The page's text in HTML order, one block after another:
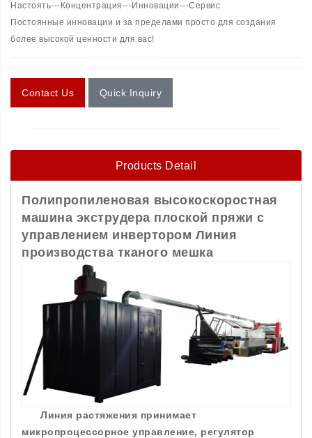
Настоять---Концентрация---Инновации---Сервис
Постоянные инновации и за пределами просто для создания
более высокой ценности для вас!
Contact Us Quick Inquiry
Products Detail
Полипропиленовая высокоскоростная
машина экструдера плоской пряжи с
управлением инвертором Линия
производства тканого мешка
Линия растяжения принимает
микропроцессорное управление, регулятор